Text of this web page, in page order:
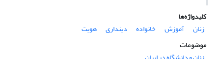
کلیدواژه‌ها
زنان
آموزش خانواده دینداری
هویت
موضوعات